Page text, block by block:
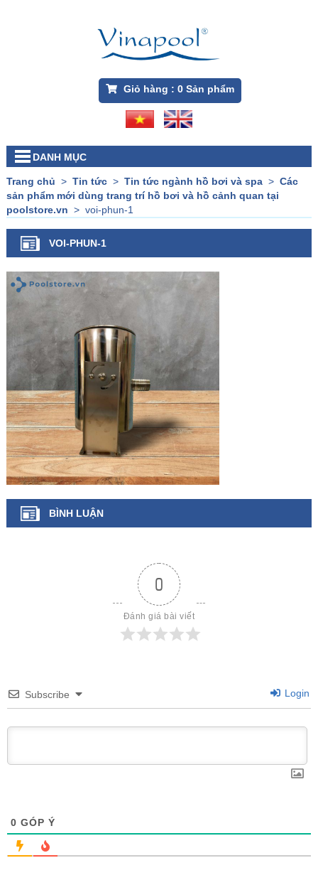
Giỏ hàng : 0Sản phẩm
DANH MỤC
Trang chủ > Tin tức> Tin tức ngành hồ bơi và spa> Các
sản phẩm mới dùng trang trí hồ bơi và hồ cảnh quan tại
poolstore.vn > voi-phun-1
VOI-PHUN-1
BÌNH LUẬN
0
Đánh giá bài viết
Subscribe Login
0 GÓP Ý